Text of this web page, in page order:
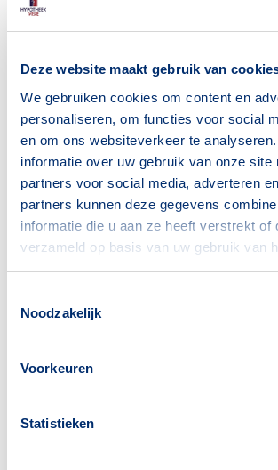
Deze website maakt gebruik van
We gebruiken cookies om content en
personaliseren, om functies voor social
en om ons websiteverkeer te
informatie over uw gebruik van onze site
partners voor social media, adverteren
partners kunnen deze gegevens
informatie die u aan ze heeft verstrekt of
verzameld op basis van uw gebruik van
Noodzakelijk
Voorkeuren
Statistieken